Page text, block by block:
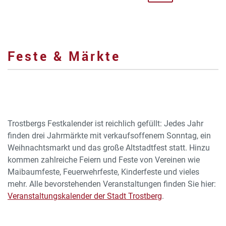
Feste & Märkte
Trostbergs Festkalender ist reichlich gefüllt: Jedes Jahr
finden drei Jahrmärkte mit verkaufsoffenem Sonntag, ein
Weihnachtsmarkt und das große Altstadtfest statt. Hinzu
kommen zahlreiche Feiern und Feste von Vereinen wie
Maibaumfeste, Feuerwehrfeste, Kinderfeste und vieles
mehr. Alle bevorstehenden Veranstaltungen finden Sie hier:
Veranstaltungskalender der Stadt Trostberg.